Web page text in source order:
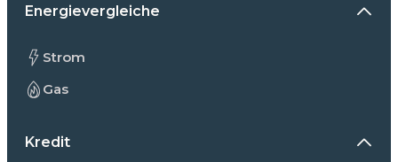
Energievergleiche
Strom
Gas
Kredit